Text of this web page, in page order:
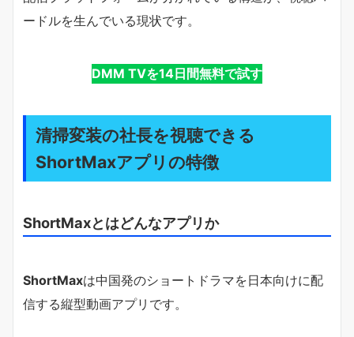
ードルを生んでいる現状です。
DMM TVを14日間無料で試す
清掃変装の社長を視聴できる
ShortMaxアプリの特徴
ShortMaxとはどんなアプリか
ShortMaxは中国発のショートドラマを日本向けに配
信する縦型動画アプリです。